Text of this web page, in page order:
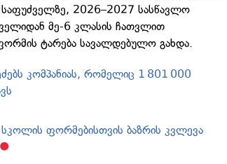
2026–2027 სასწავლო
მე-6 კლასის ჩათვლით
ტარება სავალდებულო გახდა.
კომპანიას, რომელიც 1 801 000
ფორმებისთვის ბაზრის კვლევა